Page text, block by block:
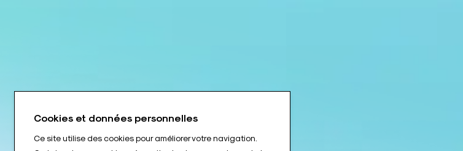
Cookies et données personnelles
Ce site utilise des cookies pour améliorer votre navigation.